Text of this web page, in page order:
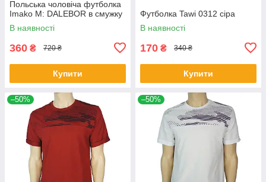
Польська чоловіча футболка
Imako M: DALEBOR в смужку
В наявності
360 ₴ 720 ₴
Купити
Футболка Tawi 0312 сіра
В наявності
170 ₴ 340 ₴
Купити
–50% –50%